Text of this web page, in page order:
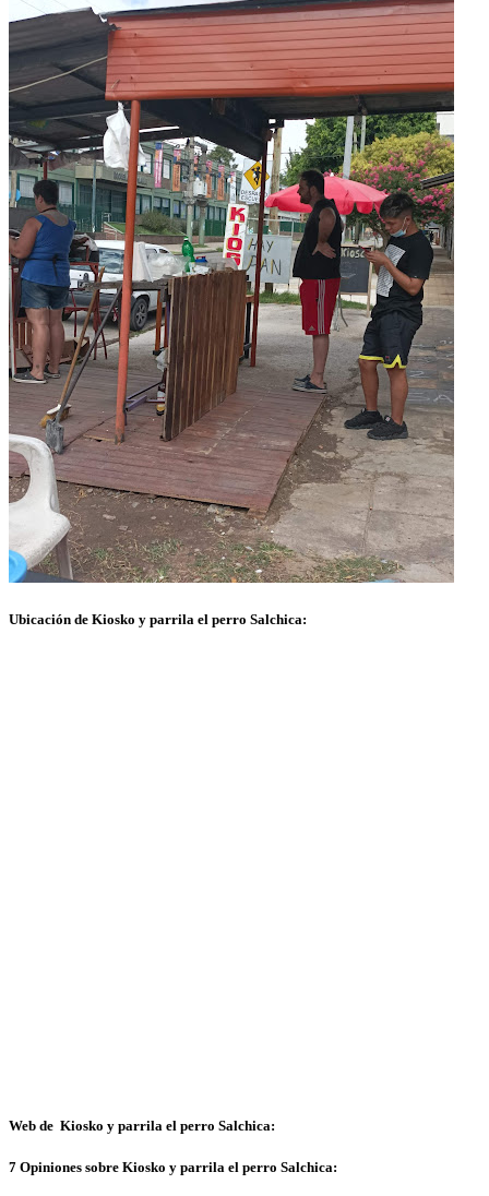
Ubicación de Kiosko y parrila el perro Salchica:
Web de Kiosko y parrila el perro Salchica:
7 Opiniones sobre Kiosko y parrila el perro Salchica: